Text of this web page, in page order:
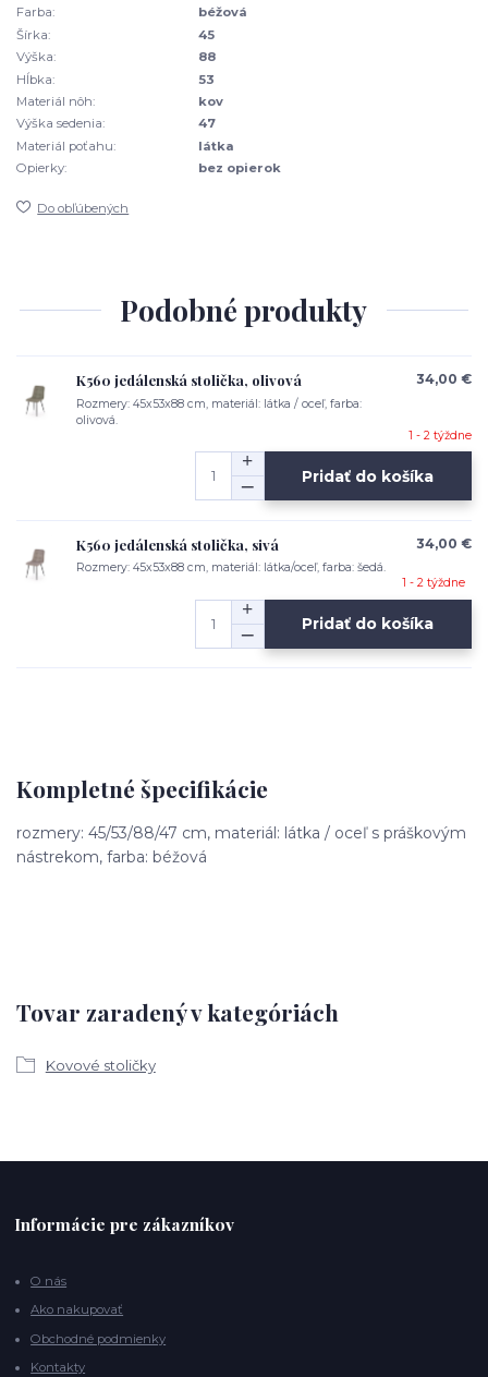
Farba:
béžová
Šírka:
45
Výška:
88
Hĺbka:
53
Materiál nôh:
kov
Výška sedenia:
47
Materiál poťahu:
látka
Opierky:
bez opierok
Do obľúbených
Podobné produkty
K560 jedálenská stolička, olivová
Rozmery: 45x53x88 cm, materiál: látka / oceľ, farba:
olivová.
34,00 €
1 - 2 týždne
Pridať do košíka
K560 jedálenská stolička, sivá
Rozmery: 45x53x88 cm, materiál: látka/oceľ, farba: šedá.
34,00 €
1 - 2 týždne
Pridať do košíka
Kompletné špecifikácie
rozmery: 45/53/88/47 cm, materiál: látka / oceľ s práškovým
nástrekom, farba: béžová
Tovar zaradený v kategóriách
Kovové stoličky
Informácie pre zákazníkov
O nás
Ako nakupovať
Obchodné podmienky
Kontakty